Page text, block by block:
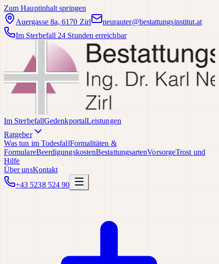
Zum Hauptinhalt springen
Auergasse 8a, 6170 Zirl
neurauter@bestattungsinstitut.at
Im Sterbefall 24 Stunden erreichbar
Im SterbefallGedenkportalLeistungen
Ratgeber
Was tun im TodesfallFormalitäten &
FormulareBeerdigungskostenBestattungsartenVorsorgeTrost und
Hilfe
Über unsKontakt
+43 5238 524 90